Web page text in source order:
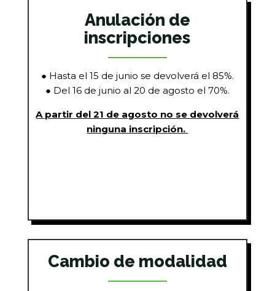
Anulación de
inscripciones
● Hasta el 15 de junio se devolverá el 85%.
● Del 16 de junio al 20 de agosto el 70%.
A partir del 21 de agosto no se devolverá
ninguna inscripción.
Cambio de modalidad